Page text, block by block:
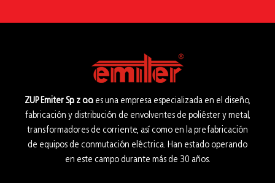
ZUP Emiter Sp. z o.o. es una empresa especializada en el diseño,
fabricación y distribución de envolventes de poliéster y metal,
transformadores de corriente, así como en la prefabricación
de equipos de conmutación eléctrica. Han estado operando
en este campo durante más de 30 años.